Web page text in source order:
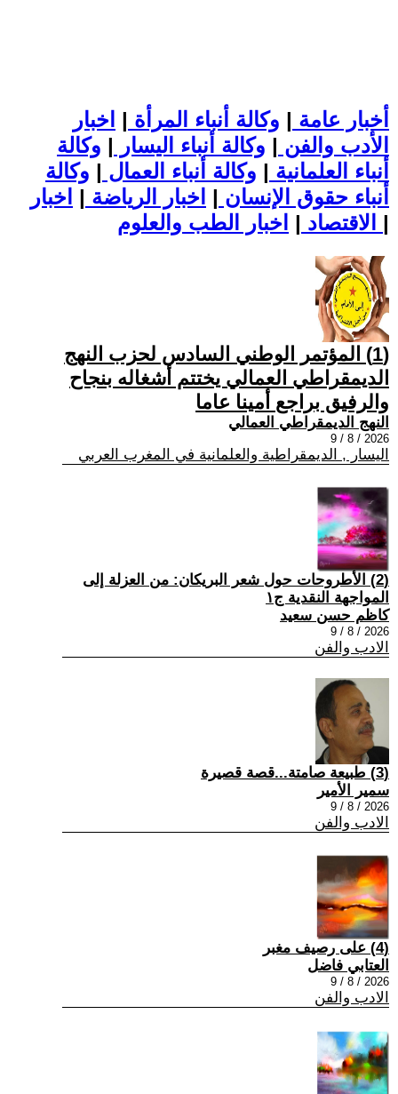
أخبار عامة | وكالة أنباء المرأة | اخبار
الأدب والفن | وكالة أنباء اليسار | وكالة
أنباء العلمانية | وكالة أنباء العمال | وكالة
أنباء حقوق الإنسان | اخبار الرياضة | اخبار
الاقتصاد | |
(1) المؤتمر الوطني السادس لحزب النهج
الديمقراطي العمالي يختتم أشغاله بنجاح
والرفيق براجع أمينا عاما
النهج الديمقراطي العمالي
2026 / 8 / 9
اليسار , الديمقراطية والعلمانية في المغرب العربي
(2) الأطروحات حول شعر البريكان: من العزلة إلى
المواجهة النقدية ج١
كاظم حسن سعيد
2026 / 8 / 9
الادب والفن
(3) طبيعة صامتة...قصة قصيرة
سمير الأمير
2026 / 8 / 9
الادب والفن
(4) على رصيف مغبر
العتابي فاضل
2026 / 8 / 9
الادب والفن